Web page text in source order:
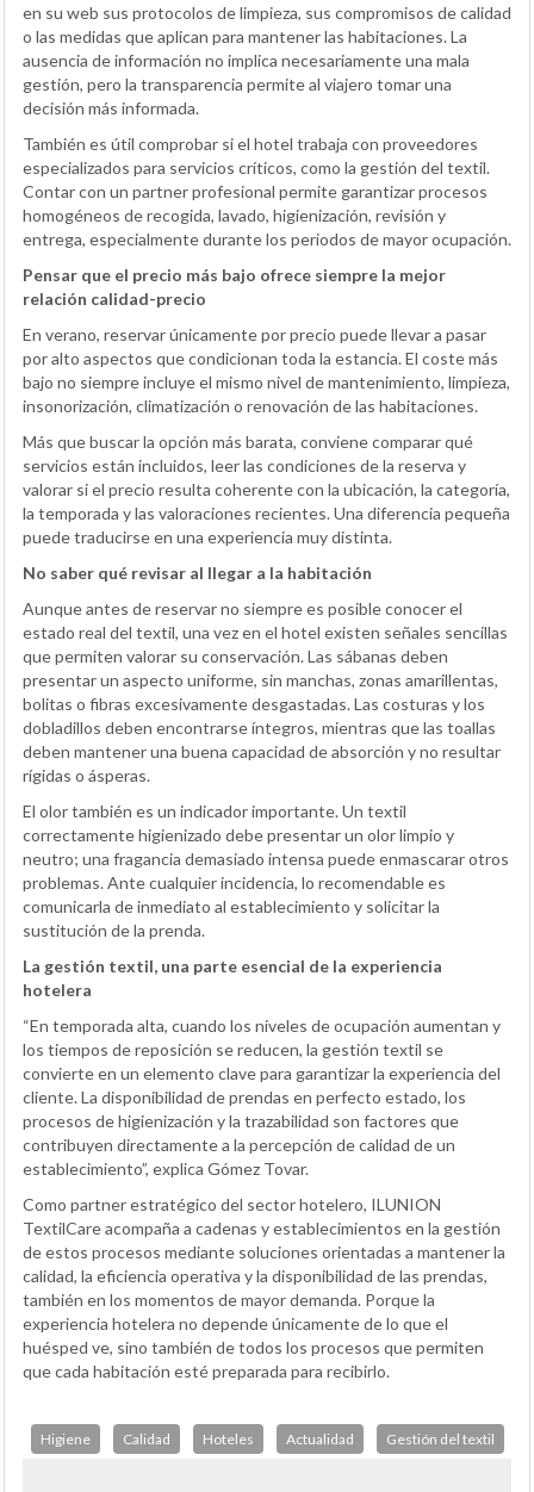
en su web sus protocolos de limpieza, sus compromisos de calidad
o las medidas que aplican para mantener las habitaciones. La
ausencia de información no implica necesariamente una mala
gestión, pero la transparencia permite al viajero tomar una
decisión más informada.
También es útil comprobar si el hotel trabaja con proveedores
especializados para servicios críticos, como la gestión del textil.
Contar con un partner profesional permite garantizar procesos
homogéneos de recogida, lavado, higienización, revisión y
entrega, especialmente durante los periodos de mayor ocupación.
Pensar que el precio más bajo ofrece siempre la mejor
relación calidad-precio
En verano, reservar únicamente por precio puede llevar a pasar
por alto aspectos que condicionan toda la estancia. El coste más
bajo no siempre incluye el mismo nivel de mantenimiento, limpieza,
insonorización, climatización o renovación de las habitaciones.
Más que buscar la opción más barata, conviene comparar qué
servicios están incluidos, leer las condiciones de la reserva y
valorar si el precio resulta coherente con la ubicación, la categoría,
la temporada y las valoraciones recientes. Una diferencia pequeña
puede traducirse en una experiencia muy distinta.
No saber qué revisar al llegar a la habitación
Aunque antes de reservar no siempre es posible conocer el
estado real del textil, una vez en el hotel existen señales sencillas
que permiten valorar su conservación. Las sábanas deben
presentar un aspecto uniforme, sin manchas, zonas amarillentas,
bolitas o fibras excesivamente desgastadas. Las costuras y los
dobladillos deben encontrarse íntegros, mientras que las toallas
deben mantener una buena capacidad de absorción y no resultar
rígidas o ásperas.
El olor también es un indicador importante. Un textil
correctamente higienizado debe presentar un olor limpio y
neutro; una fragancia demasiado intensa puede enmascarar otros
problemas. Ante cualquier incidencia, lo recomendable es
comunicarla de inmediato al establecimiento y solicitar la
sustitución de la prenda.
La gestión textil, una parte esencial de la experiencia
hotelera
“En temporada alta, cuando los niveles de ocupación aumentan y
los tiempos de reposición se reducen, la gestión textil se
convierte en un elemento clave para garantizar la experiencia del
cliente. La disponibilidad de prendas en perfecto estado, los
procesos de higienización y la trazabilidad son factores que
contribuyen directamente a la percepción de calidad de un
establecimiento”, explica Gómez Tovar.
Como partner estratégico del sector hotelero, ILUNION
TextilCare acompaña a cadenas y establecimientos en la gestión
de estos procesos mediante soluciones orientadas a mantener la
calidad, la eficiencia operativa y la disponibilidad de las prendas,
también en los momentos de mayor demanda. Porque la
experiencia hotelera no depende únicamente de lo que el
huésped ve, sino también de todos los procesos que permiten
que cada habitación esté preparada para recibirlo.
Higiene Calidad Hoteles Actualidad Gestión del textil